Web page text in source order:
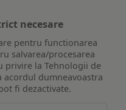
necesare
pentru functionarea
salvarea/procesarea
privire la Tehnologii de
acordul dumneavoastra
fi dezactivate.